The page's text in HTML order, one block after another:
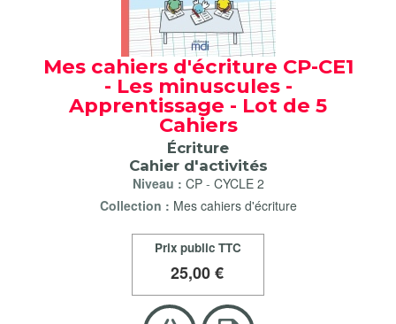
Mes cahiers d'écriture CP-CE1
- Les minuscules -
Apprentissage - Lot de 5
Cahiers
Écriture
Cahier d'activités
Niveau : CP- CYCLE 2
Collection : Mes cahiers d'écriture
Prix public TTC
25,00 €